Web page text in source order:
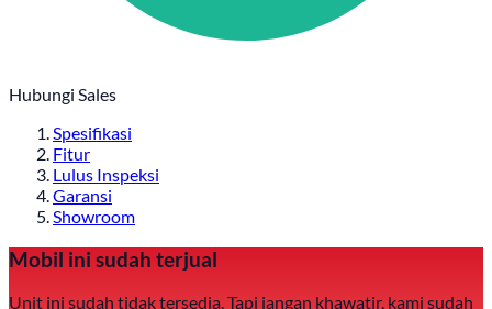
Hubungi Sales
Spesifikasi
Fitur
Lulus Inspeksi
Garansi
Showroom
Mobil ini sudah terjual
Unit ini sudah tidak tersedia. Tapi jangan khawatir, kami sudah